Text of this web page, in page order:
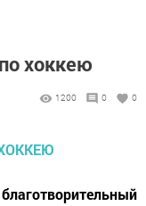
хоккею
1200 0 0